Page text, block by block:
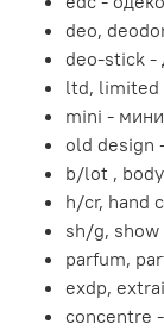
deo,
deo-stick -
ltd, limited
mini -
old design
b/lot ,
h/cr, hand
sh/g, show
parfum,
exdp,
concentre